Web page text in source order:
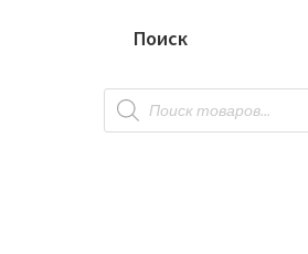
Поиск
Поиск
товаров